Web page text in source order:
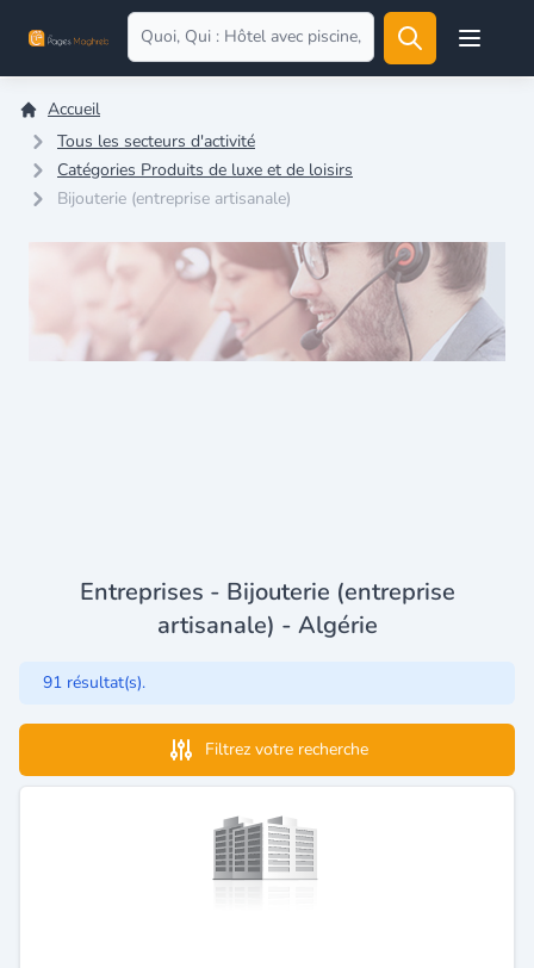
Open
Accueil
Tous les secteurs d'activité
Catégories Produits de luxe et de loisirs
Bijouterie (entreprise artisanale)
Entreprises - Bijouterie (entreprise
artisanale) - Algérie
91 résultat(s).
Filtrez votre recherche